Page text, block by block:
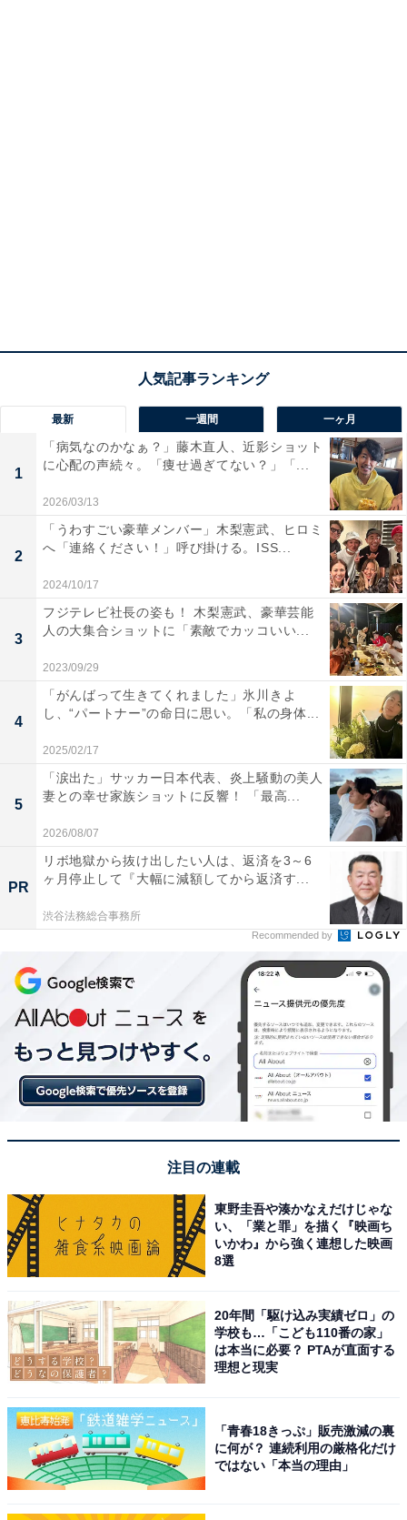
最新 一週間 一ヶ月
1
「病気なのかなぁ？」藤木直人、近影ショット
に心配の声続々。「痩せ過ぎてない？」「...
2026/03/13
2
「うわすごい豪華メンバー」木梨憲武、ヒロミ
へ「連絡ください！」呼び掛ける。ISS...
2024/10/17
3
フジテレビ社長の姿も！ 木梨憲武、豪華芸能
人の大集合ショットに「素敵でカッコいい...
2023/09/29
4
「がんばって生きてくれました」氷川きよ
し、“パートナー”の命日に思い。「私の身体...
2025/02/17
5
「涙出た」サッカー日本代表、炎上騒動の美人
妻との幸せ家族ショットに反響！ 「最高...
2026/08/07
PR
リボ地獄から抜け出したい人は、返済を3～6
ヶ月停止して『大幅に減額してから返済す...
渋谷法務総合事務所
Recommended by
注目の連載
東野圭吾や湊かなえだけじゃな
い、「業と罪」を描く『映画ち
いかわ』から強く連想した映画
8選
20年間「駆け込み実績ゼロ」の
学校も…「こども110番の家」
は本当に必要？ PTAが直面する
理想と現実
「青春18きっぷ」販売激減の裏
に何が？ 連続利用の厳格化だけ
ではない「本当の理由」